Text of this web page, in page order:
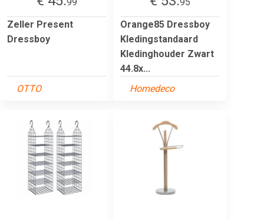
Zeller Present
Dressboy
OTTO
Orange85 Dressboy
Kledingstandaard
Kledinghouder Zwart
44.8x...
Homedeco